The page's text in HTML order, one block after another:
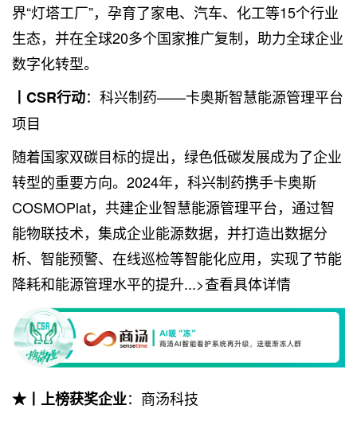
界“灯塔工厂”，孕育了家电、汽车、化工等15个行业
生态，并在全球20多个国家推广复制，助力全球企业
数字化转型。
丨CSR行动：科兴制药——卡奥斯智慧能源管理平台
项目
随着国家双碳目标的提出，绿色低碳发展成为了企业
转型的重要方向。2024年，科兴制药携手卡奥斯
COSMOPlat，共建企业智慧能源管理平台，通过智
能物联技术，集成企业能源数据，并打造出数据分
析、智能预警、在线巡检等智能化应用，实现了节能
降耗和能源管理水平的提升...>查看具体详情
★丨上榜获奖企业：商汤科技